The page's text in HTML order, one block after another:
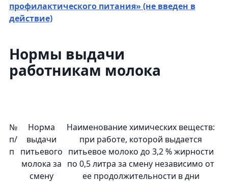
профилактического питания» (не введен в
действие)
Нормы выдачи
работникам молока
№
п/
п
Норма
выдачи
питьевого
молока за
смену
Наименование химических веществ:
при работе, которой выдается
питьевое молоко до 3,2 % жирности
по 0,5 литра за смену независимо от
ее продолжительности в дни